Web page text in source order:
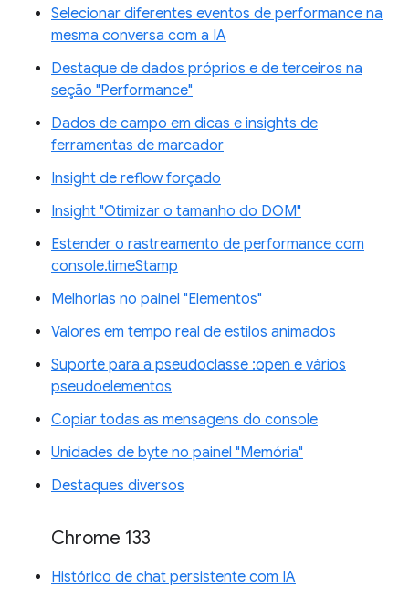
Selecionar diferentes eventos de performance na
mesma conversa com a IA
Destaque de dados próprios e de terceiros na
seção "Performance"
Dados de campo em dicas e insights de
ferramentas de marcador
Insight de reflow forçado
Insight "Otimizar o tamanho do DOM"
Estender o rastreamento de performance com
console.timeStamp
Melhorias no painel "Elementos"
Valores em tempo real de estilos animados
Suporte para a pseudoclasse :open e vários
pseudoelementos
Copiar todas as mensagens do console
Unidades de byte no painel "Memória"
Destaques diversos
Chrome 133
Histórico de chat persistente com IA